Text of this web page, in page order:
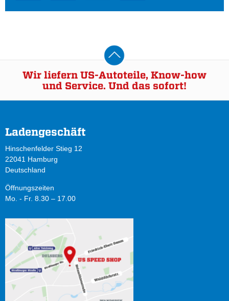
Wir liefern US-Autoteile, Know-how
und Service. Und das sofort!
Ladengeschäft
Hinschenfelder Stieg 12
22041 Hamburg
Deutschland
Öffnungszeiten
Mo. - Fr. 8.30 – 17.00